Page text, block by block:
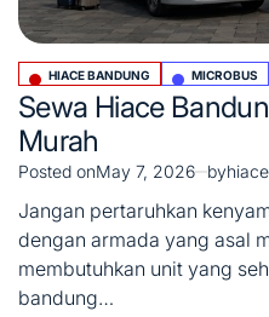
Posted
in
HIACE BANDUNG MICROBUS
Sewa Hiace
Murah
Posted onMay 7, 2026 by
Jangan pertaruhkan
dengan armada yang asal
membutuhkan unit yang
bandung…